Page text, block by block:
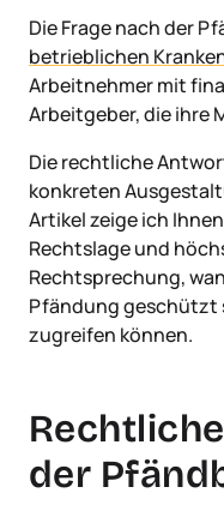
Die Frage nach der
betrieblichen
Arbeitnehmer mit
Arbeitgeber, die ihre
Die rechtliche
konkreten
Artikel zeige ich
Rechtslage und
Rechtsprechung,
Pfändung geschützt
zugreifen können.
der